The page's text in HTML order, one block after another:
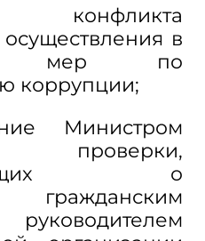
конфликта
в
мер по
коррупции;
Министром
проверки,
о
гражданским